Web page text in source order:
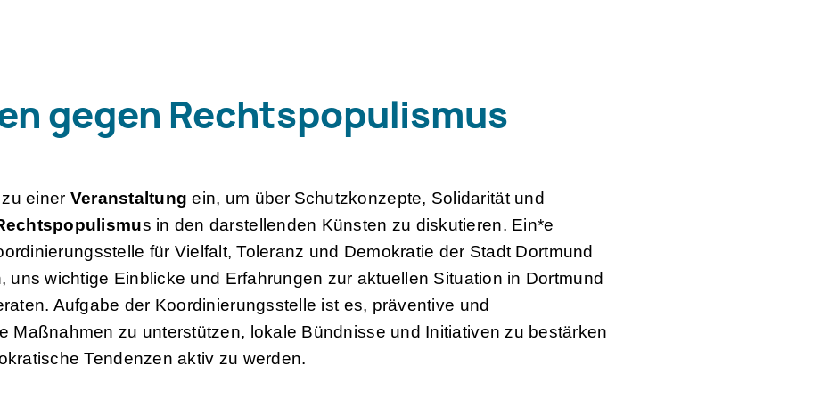
gegen Rechtspopulismus
zu einer Veranstaltungein, um über Schutzkonzepte, Solidarität und
s in den darstellenden Künsten zu diskutieren. Ein*e
für Vielfalt, Toleranz und Demokratie der Stadt Dortmund
uns wichtige Einblicke und Erfahrungen zur aktuellen Situation in Dortmund
Aufgabe der Koordinierungsstelle ist es, präventive und
Maßnahmen zu unterstützen, lokale Bündnisse und Initiativen zu bestärken
Tendenzen aktiv zu werden.